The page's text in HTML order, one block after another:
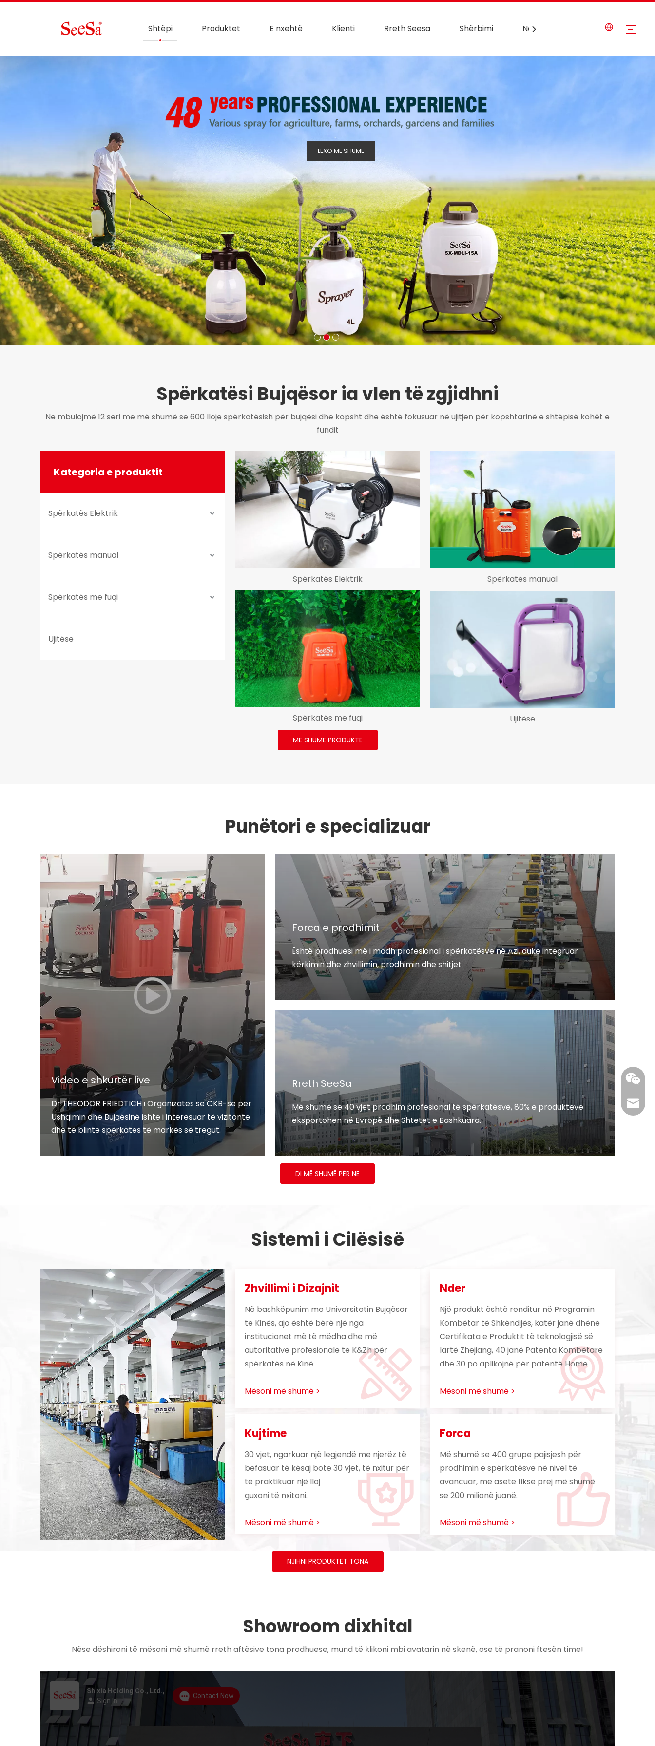
Shtëpi Produktet E nxehtë Klienti Rreth Seesa Shërbimi Na kontaktoni Lajme
LEXO MË SHUMË
Spërkatësi Bujqësor ia vlen të zgjidhni
Ne mbulojmë 12 seri me më shumë se 600 lloje spërkatësish për bujqësi dhe kopsht dhe është fokusuar në ujitjen për kopshtarinë e shtëpisë kohët e
fundit
Kategoria e produktit
Spërkatës Elektrik
Spërkatës manual
Spërkatës me fuqi
Ujitëse
Spërkatës Elektrik
Spërkatës me fuqi
Spërkatës manual
Ujitëse
MË SHUMË PRODUKTE
Punëtori e specializuar
Video e shkurtër live
Dr THEODOR FRIEDTICH i Organizatës së OKB-së për
Ushqimin dhe Bujqësinë ishte i interesuar të vizitonte
dhe të blinte spërkatës të markës së tregut.
Forca e prodhimit
Është prodhuesi më i madh profesional i spërkatësve në Azi, duke integruar
kërkimin dhe zhvillimin, prodhimin dhe shitjet.
Rreth SeeSa
Më shumë se 40 vjet prodhim profesional të spërkatësve, 80% e produkteve
eksportohen në Evropë dhe Shtetet e Bashkuara.
DI MË SHUMË PËR NE
Sistemi i Cilësisë
Zhvillimi i Dizajnit
Në bashkëpunim me Universitetin Bujqësor
të Kinës, ajo është bërë një nga
institucionet më të mëdha dhe më
autoritative profesionale të K&Zh për
spërkatës në Kinë.
Mësoni më shumë >
Kujtime
30 vjet, ngarkuar një legjendë me njerëz të
befasuar të kësaj bote 30 vjet, të nxitur për
të praktikuar një lloj
guxoni të nxitoni.
Mësoni më shumë >
Nder
Një produkt është renditur në Programin
Kombëtar të Shkëndijës, katër janë dhënë
Certifikata e Produktit të teknologjisë së
lartë Zhejiang, 40 janë Patenta Kombëtare
dhe 30 po aplikojnë për patentë Home.
Mësoni më shumë >
Forca
Më shumë se 400 grupe pajisjesh për
prodhimin e spërkatësve në nivel të
avancuar, me asete fikse prej më shumë
se 200 milionë juanë.
Mësoni më shumë >
NJIHNI PRODUKTET TONA
Showroom dixhital
Nëse dëshironi të mësoni më shumë rreth aftësive tona prodhuese, mund të klikoni mbi avatarin në skenë, ose të pranoni ftesën time!